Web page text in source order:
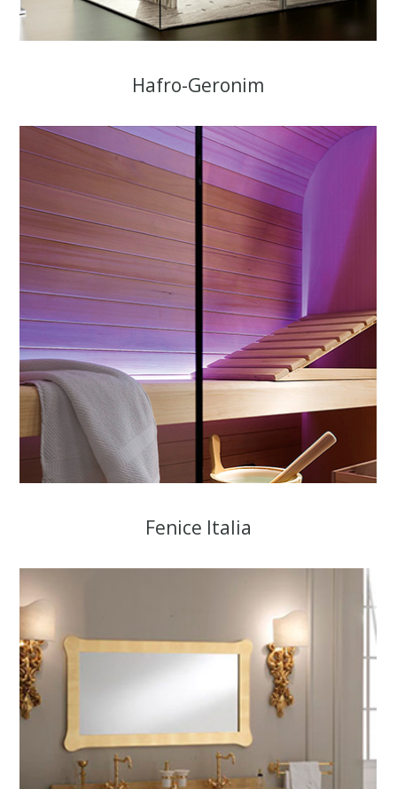
Hafro-Geronim
Fenice Italia